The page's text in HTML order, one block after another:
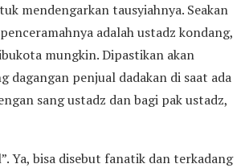
mendengarkan tausyiahnya. Seakan
adalah ustadz kondang,
mungkin. Dipastikan akan
dagangan penjual dadakan di saat ada
sang ustadz dan bagi pak ustadz,
Ya, bisa disebut fanatik dan terkadang